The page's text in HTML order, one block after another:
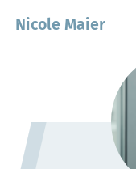
Nicole Maier